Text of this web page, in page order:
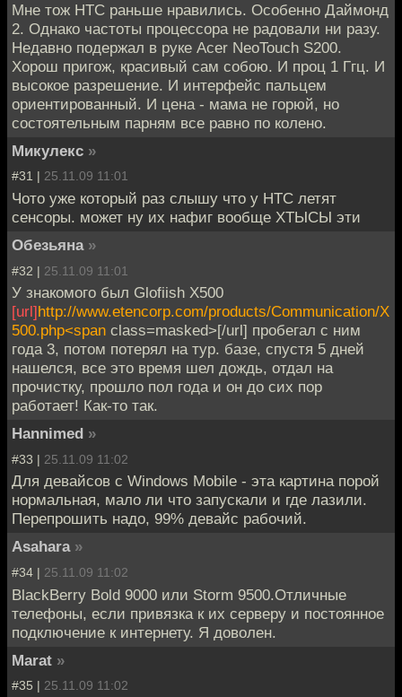
Мне тож НТС раньше нравились. Особенно Даймонд
2. Однако частоты процессора не радовали ни разу.
Недавно подержал в руке Acer NeoTouch S200.
Хорош пригож, красивый сам собою. И проц 1 Ггц. И
высокое разрешение. И интерфейс пальцем
ориентированный. И цена - мама не горюй, но
состоятельным парням все равно по колено.
Микулекс »
#31 | 25.11.09 11:01
Чото уже который раз слышу что у HTC летят
сенсоры. может ну их нафиг вообще ХТЫСЫ эти
Обезьяна »
#32 | 25.11.09 11:01
У знакомого был Glofiish X500
[url]http://www.etencorp.com/products/Communication/X
500.php<span class=masked>[/url] пробегал с ним
года 3, потом потерял на тур. базе, спустя 5 дней
нашелся, все это время шел дождь, отдал на
прочистку, прошло пол года и он до сих пор
работает! Как-то так.
Hannimed »
#33 | 25.11.09 11:02
Для девайсов с Windows Mobile - эта картина порой
нормальная, мало ли что запускали и где лазили.
Перепрошить надо, 99% девайс рабочий.
Asahara »
#34 | 25.11.09 11:02
BlackBerry Bold 9000 или Storm 9500.Отличные
телефоны, если привязка к их серверу и постоянное
подключение к интернету. Я доволен.
Marat »
#35 | 25.11.09 11:02